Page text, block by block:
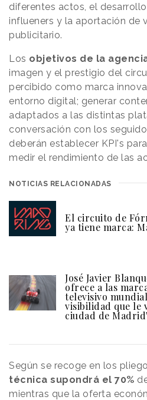
diferentes actos, el
influeners y la aportación de
publicitario.
Los objetivos de la
imagen y el prestigio del
percibido como marca
entorno digital; generar
adaptados a las distintas
conversación con los
deberán establecer KPI's
medir el rendimiento de las
NOTICIAS RELACIONADAS
El circuito de
ya tiene marca:
José Javier
ofrece a las
televisivo
visibilidad que le
ciudad de
Según se recoge en los
técnica supondrá el 70%
mientras que la oferta